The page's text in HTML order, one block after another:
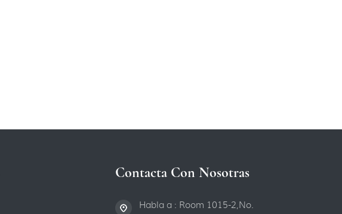
Contacta Con Nosotras
Habla a : Room 1015-2,No.